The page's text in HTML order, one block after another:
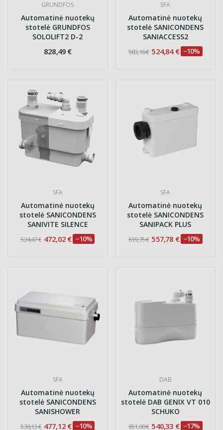
GRUNDFOS
Automatinė nuotekų
stotelė GRUNDFOS
SOLOLIFT2 D-2
828,49 €
SFA
Automatinė nuotekų
stotelė SANICONDENS
SANIACCESS2
583,16 € 524,84 € −10%
SFA
Automatinė nuotekų
stotelė SANICONDENS
SANIVITE SILENCE
524,47 € 472,02 € −10%
SFA
Automatinė nuotekų
stotelė SANICONDENS
SANIPACK PLUS
619,75 € 557,78 € −10%
SFA
Automatinė nuotekų
stotelė SANICONDENS
SANISHOWER
530,13 € 477,12 € −10%
DAB
Automatinė nuotekų
stotelė DAB GENIX VT 010
SCHUKO
651,00 € 540,33 € −17%